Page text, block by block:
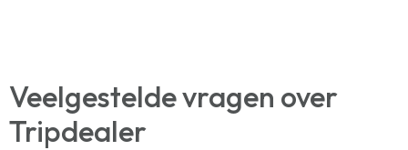
Veelgestelde vragen over
Tripdealer